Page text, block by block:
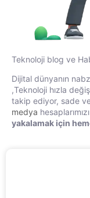
Teknoloji blog ve
Dijital dünyanın
,Teknoloji hızla
takip ediyor, sade ve
medya
yakalamak için